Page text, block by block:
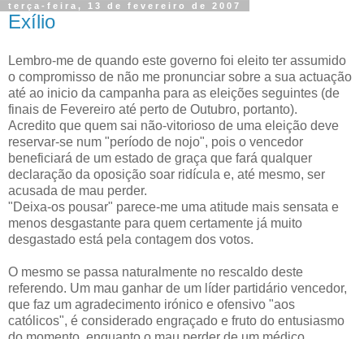
terça-feira, 13 de fevereiro de 2007
Exílio
Lembro-me de quando este governo foi eleito ter assumido
o compromisso de não me pronunciar sobre a sua actuação
até ao inicio da campanha para as eleições seguintes (de
finais de Fevereiro até perto de Outubro, portanto).
Acredito que quem sai não-vitorioso de uma eleição deve
reservar-se num "período de nojo", pois o vencedor
beneficiará de um estado de graça que fará qualquer
declaração da oposição soar ridícula e, até mesmo, ser
acusada de mau perder.
"Deixa-os pousar" parece-me uma atitude mais sensata e
menos desgastante para quem certamente já muito
desgastado está pela contagem dos votos.
O mesmo se passa naturalmente no rescaldo deste
referendo. Um mau ganhar de um líder partidário vencedor,
que faz um agradecimento irónico e ofensivo "aos
católicos", é considerado engraçado e fruto do entusiasmo